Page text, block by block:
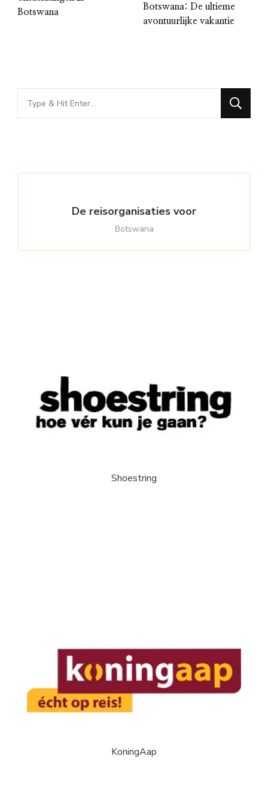
Botswana
Botswana: De ultieme
avontuurlijke vakantie
Looking
for
De reisorganisaties voor
Botswana
Shoestring
KoningAap